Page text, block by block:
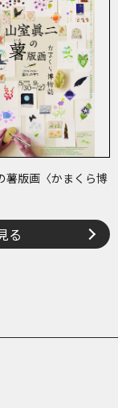
薯版画〈かまくら博
る